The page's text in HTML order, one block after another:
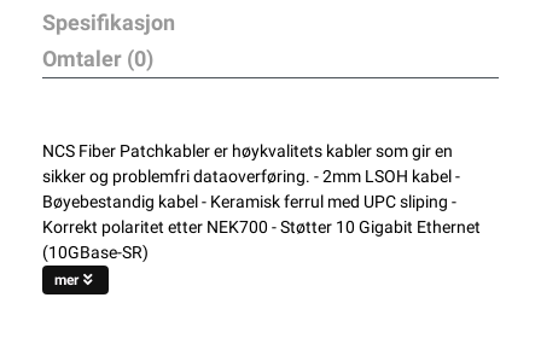
Spesifikasjon
Omtaler (0)
NCS Fiber Patchkabler er høykvalitets kabler som gir en
sikker og problemfri dataoverføring. - 2mm LSOH kabel -
Bøyebestandig kabel - Keramisk ferrul med UPC sliping -
Korrekt polaritet etter NEK700 - Støtter 10 Gigabit Ethernet
(10GBase-SR)
mer